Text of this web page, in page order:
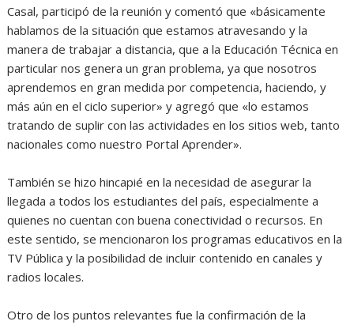
Casal, participó de la reunión y comentó que «básicamente
hablamos de la situación que estamos atravesando y la
manera de trabajar a distancia, que a la Educación Técnica en
particular nos genera un gran problema, ya que nosotros
aprendemos en gran medida por competencia, haciendo, y
más aún en el ciclo superior» y agregó que «lo estamos
tratando de suplir con las actividades en los sitios web, tanto
nacionales como nuestro Portal Aprender».
También se hizo hincapié en la necesidad de asegurar la
llegada a todos los estudiantes del país, especialmente a
quienes no cuentan con buena conectividad o recursos. En
este sentido, se mencionaron los programas educativos en la
TV Pública y la posibilidad de incluir contenido en canales y
radios locales.
Otro de los puntos relevantes fue la confirmación de la